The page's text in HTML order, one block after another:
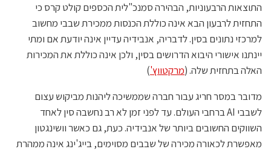
התוצאות הרבעוניות, הבהירה סמנכ"לית הכספים קולט קרס כי
התחזית לרבעון הבא אינה כוללת הכנסות ממכירת שבבי מחשוב
למרכזי נתונים בסין. לדבריה, אנבידיה עדיין אינה יודעת אם ומתי
יינתנו אישורי היבוא הדרושים בסין, ולכן אינה כוללת את המכירות
האלה בתחזית שלה. (מרקטווץ')
מדובר במסר חריג עבור חברה שממשיכה ליהנות מביקוש עצום
לשבבי AI ברחבי העולם. עד לפני זמן לא רב נחשבה סין לאחד
השווקים החשובים ביותר של אנבידיה. כעת, גם כאשר וושינגטון
מאפשרת לכאורה מכירה של שבבים מסוימים, בייג'ינג אינה ממהרת